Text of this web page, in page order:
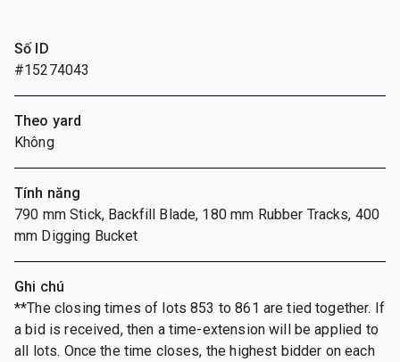
Số ID
#15274043
Theo yard
Không
Tính năng
790 mm Stick, Backfill Blade, 180 mm Rubber Tracks, 400
mm Digging Bucket
Ghi chú
**The closing times of lots 853 to 861 are tied together. If
a bid is received, then a time-extension will be applied to
all lots. Once the time closes, the highest bidder on each